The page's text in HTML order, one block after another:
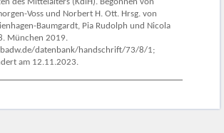
des Mittelalters (KdiH). Begonnen von
Voss und Norbert H. Ott. Hrsg. von
Baumgardt, Pia Rudolph und Nicola
München 2019.
datenbank/handschrift/73/8/1;
am 12.11.2023.